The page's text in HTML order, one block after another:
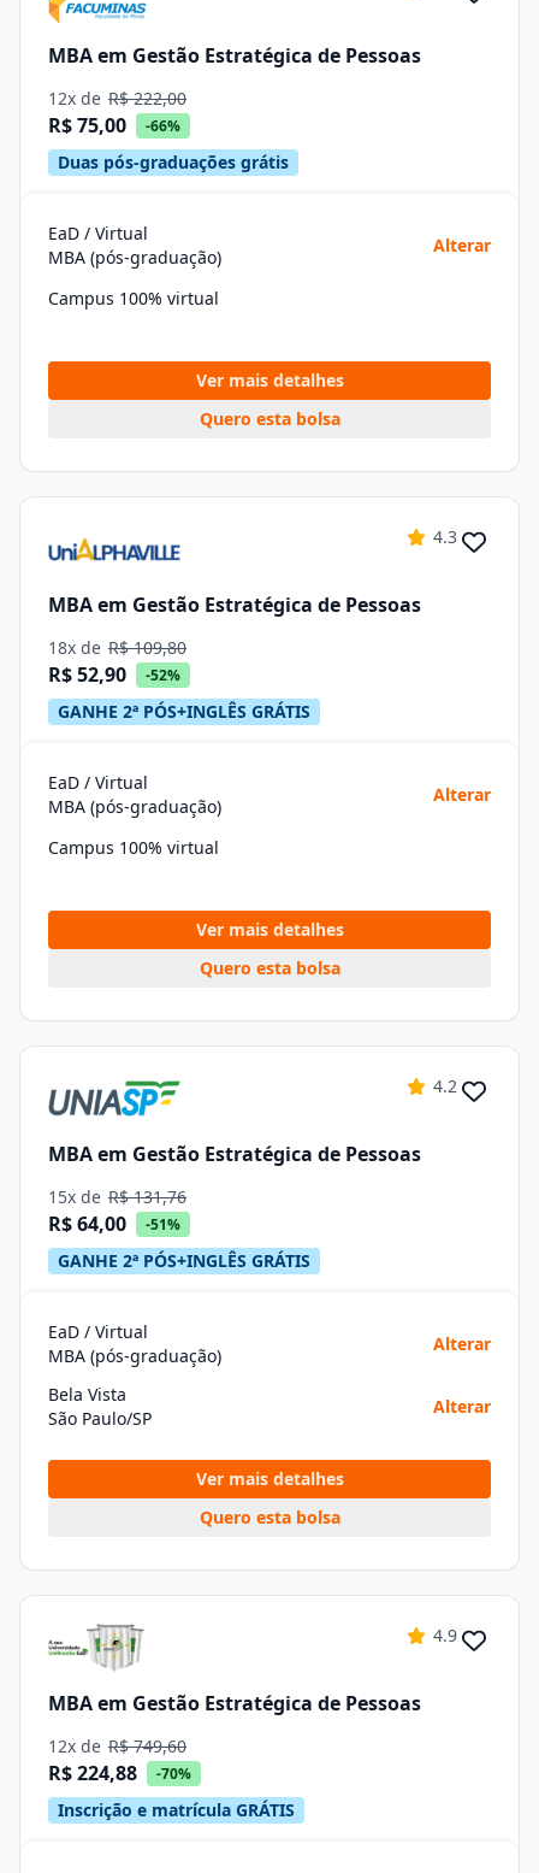
MBA em Gestão Estratégica de Pessoas
12x de R$ 222,00
R$ 75,00 -66%
Duas pós-graduações grátis
EaD / Virtual
MBA (pós-graduação)
Alterar
Campus 100% virtual
Ver mais detalhes
Quero esta bolsa
4.3
MBA em Gestão Estratégica de Pessoas
18x de R$ 109,80
R$ 52,90 -52%
GANHE 2ª PÓS+INGLÊS GRÁTIS
EaD / Virtual
MBA (pós-graduação)
Alterar
Campus 100% virtual
Ver mais detalhes
Quero esta bolsa
4.2
MBA em Gestão Estratégica de Pessoas
15x de R$ 131,76
R$ 64,00 -51%
GANHE 2ª PÓS+INGLÊS GRÁTIS
EaD / Virtual
MBA (pós-graduação)
Alterar
Bela Vista
São Paulo/SP
Alterar
Ver mais detalhes
Quero esta bolsa
4.9
MBA em Gestão Estratégica de Pessoas
12x de R$ 749,60
R$ 224,88 -70%
Inscrição e matrícula GRÁTIS